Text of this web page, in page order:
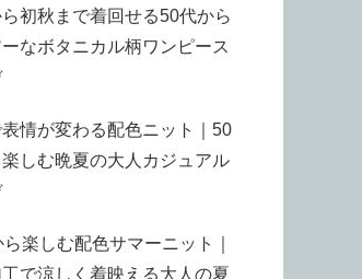
初秋まで着回せる50代から
なボタニカル柄ワンピース
情が変わる配色ニット｜50
しむ晩夏の大人カジュアル
楽しむ配色サマーニット｜
で涼しく着映える大人の夏